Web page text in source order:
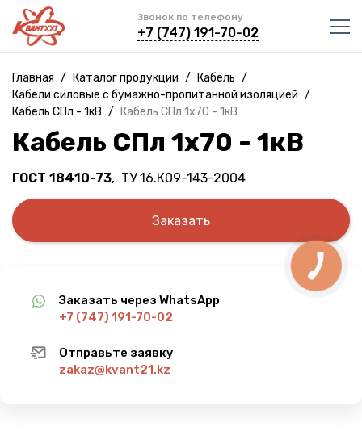
Звонок по телефону
+7 (747) 191-70-02
Главная / Каталог продукции / Кабель /
Кабели силовые с бумажно-пропитанной изоляцией /
Кабель СПл - 1кВ / Кабель СПл 1х70 - 1кВ
Кабель СПл 1х70 - 1кВ
ГОСТ 18410-73, ТУ 16.К09-143-2004
Заказать
Заказать через WhatsApp
+7 (747) 191-70-02
Отправьте заявку
zakaz@kvant21.kz